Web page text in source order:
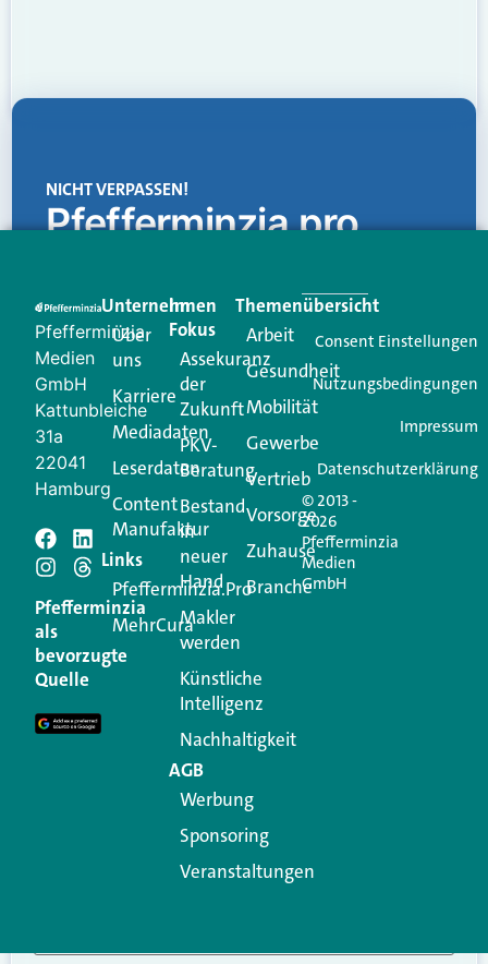
NICHT VERPASSEN!
Pfefferminzia.pro
Creator für Ihre Kundenkommunikation. Alles, was
Ihren Vertriebsalltag leichter macht. Mit nur einem
Login.
Jetzt anmelden
Schreiben Sie einen
Kommentar
Ihre E-Mail-Adresse wird nicht veröffentlicht.
Erforderliche Felder sind mit
Kommentar
Pfefferminzia
Medien
GmbH
Kattunbleiche
31a
22041
Hamburg
Pfefferminzia
als
bevorzugte
Quelle
Unternehmen
Über
uns
Karriere
Mediadaten
Leserdaten
Content
Manufaktur
Links
Pfefferminzia.Pro
MehrCura
Im
Fokus
Assekuranz
der
Zukunft
PKV-
Beratung
Bestand
in
neuer
Hand
Makler
werden
Künstliche
Intelligenz
Nachhaltigkeit
AGB
Werbung
Sponsoring
Veranstaltungen
Themenübersicht
Arbeit
Gesundheit
Mobilität
Gewerbe
Vertrieb
Vorsorge
Zuhause
Branche
© 2013 -
2026
Pfefferminzia
Medien
GmbH
Consent Einstellungen
Nutzungsbedingungen
Impressum
Datenschutzerklärung